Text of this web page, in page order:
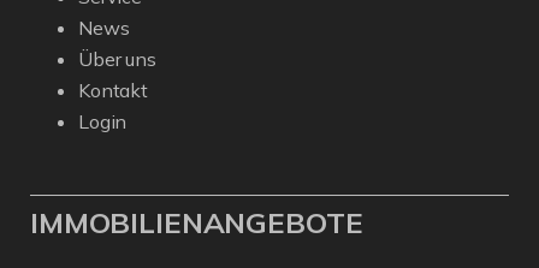
News
Über uns
Kontakt
Login
IMMOBILIENANGEBOTE